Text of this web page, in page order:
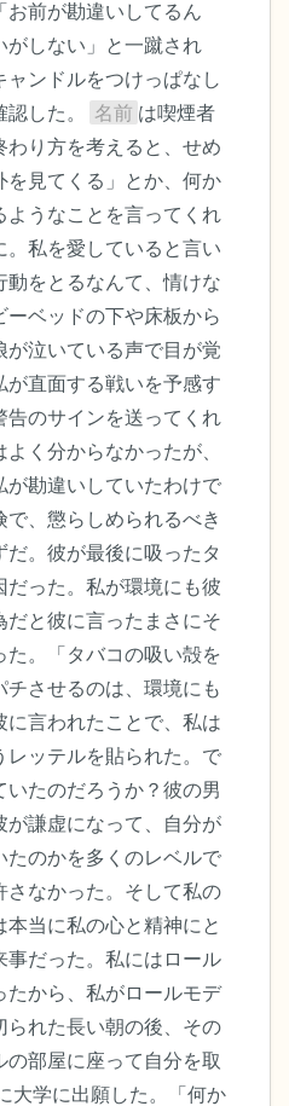
お前が勘違いしてるん
がしない」と一蹴され
ャンドルをつけっぱなし
した。
名前 は喫煙者
わり方を考えると、せめ
を見てくる」とか、何か
ようなことを言ってくれ
。私を愛していると言い
動をとるなんて、情けな
ーベッドの下や床板から
が泣いている声で目が覚
が直面する戦いを予感す
告のサインを送ってくれ
く分からなかったが、
が勘違いしていたわけで
で、懲らしめられるべき
だ。彼が最後に吸ったタ
だった。私が環境にも彼
だと彼に言ったまさにそ
た。「タバコの吸い殻を
チさせるのは、環境にも
に言われたことで、私は
レッテルを貼られた。で
いたのだろうか？彼の男
が謙虚になって、自分が
たのかを多くのレベルで
さなかった。そして私の
当に私の心と精神にと
事だった。私にはロール
たから、私がロールモデ
られた長い朝の後、その
の部屋に座って自分を取
大学に出願した。「何か